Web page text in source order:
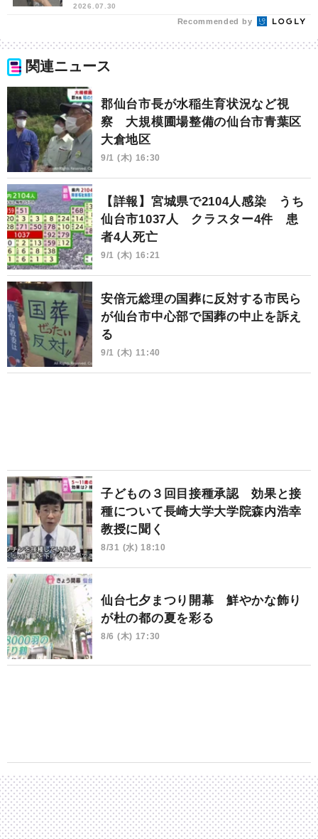
2026.07.30
Recommended by
関連ニュース
郡仙台市長が水稲生育状況など視
察 大規模圃場整備の仙台市青葉区
大倉地区
9/1 (木) 16:30
【詳報】宮城県で2104人感染 うち
仙台市1037人 クラスター4件 患
者4人死亡
9/1 (木) 16:21
安倍元総理の国葬に反対する市民ら
が仙台市中心部で国葬の中止を訴え
る
9/1 (木) 11:40
子どもの３回目接種承認 効果と接
種について長崎大学大学院森内浩幸
教授に聞く
8/31 (水) 18:10
仙台七夕まつり開幕 鮮やかな飾り
が杜の都の夏を彩る
8/6 (木) 17:30